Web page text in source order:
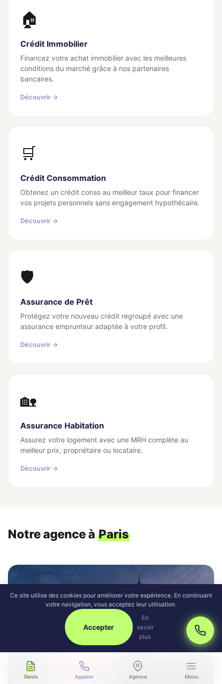
Devis Appeler Agence Menu
🏠
Crédit Immobilier
Financez votre achat immobilier avec les meilleures
conditions du marché grâce à nos partenaires
bancaires.
Découvrir →
🛒
Crédit Consommation
Obtenez un crédit conso au meilleur taux pour financer
vos projets personnels sans engagement hypothécaire.
Découvrir →
🛡️
Assurance de Prêt
Protégez votre nouveau crédit regroupé avec une
assurance emprunteur adaptée à votre profil.
Découvrir →
🏡
Assurance Habitation
Assurez votre logement avec une MRH complète au
meilleur prix, propriétaire ou locataire.
Découvrir →
Notre agence à Paris
Ce site utilise des cookies pour améliorer votre expérience. En continuant
votre navigation, vous acceptez leur utilisation.
Accepter
En
savoir
plus